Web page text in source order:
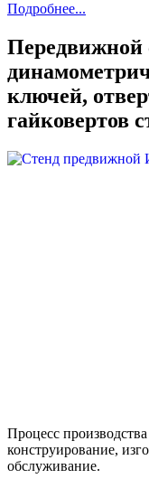
Подробнее...
Передвижной
ключей,
гайковертов
Процесс
конструирование,
обслуживание.